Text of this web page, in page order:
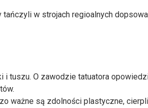
w strojach regioalnych
i tuszu. O zawodzie tatuatora
ważne są zdolności plastyczne,